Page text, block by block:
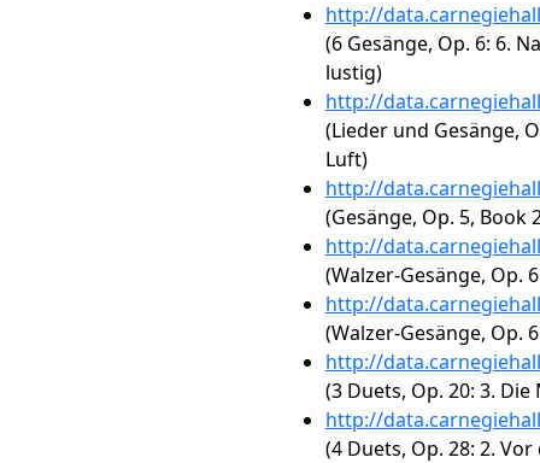
http://
(6 Gesänge, Op. 6: 6.
lustig)
http://
(Lieder und Gesänge,
Luft)
http://
(Gesänge, Op. 5, Book
http://
(Walzer-Gesänge, Op.
http://
(Walzer-Gesänge, Op.
http://
(3 Duets, Op. 20: 3. Die
http://
(4 Duets, Op. 28: 2.